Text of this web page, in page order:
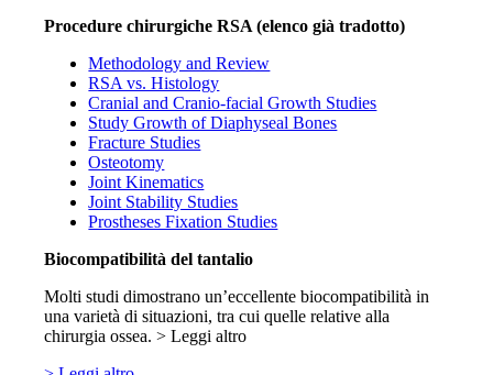
Procedure chirurgiche RSA (elenco già tradotto)
Methodology and Review
RSA vs. Histology
Cranial and Cranio-facial Growth Studies
Study Growth of Diaphyseal Bones
Fracture Studies
Osteotomy
Joint Kinematics
Joint Stability Studies
Prostheses Fixation Studies
Biocompatibilità del tantalio
Molti studi dimostrano un’eccellente biocompatibilità in
una varietà di situazioni, tra cui quelle relative alla
chirurgia ossea. > Leggi altro